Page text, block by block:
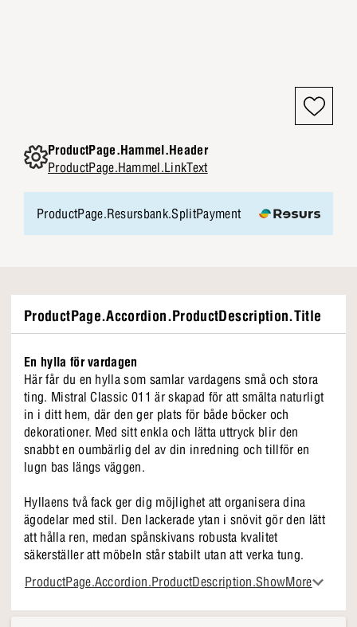
ProductPage.Hammel.Header
ProductPage.Hammel.LinkText
ProductPage.Resursbank.SplitPayment
ProductPage.Accordion.ProductDescription.Title
En hylla för vardagen
Här får du en hylla som samlar vardagens små och stora
ting. Mistral Classic 011 är skapad för att smälta naturligt
in i ditt hem, där den ger plats för både böcker och
dekorationer. Med sitt enkla och lätta uttryck blir den
snabbt en oumbärlig del av din inredning och tillför en
lugn bas längs väggen.
Hyllaens två fack ger dig möjlighet att organisera dina
ägodelar med stil. Den lackerade ytan i snövit gör den lätt
att hålla ren, medan spånskivans robusta kvalitet
säkerställer att möbeln står stabilt utan att verka tung.
Oavsett om den står i vardagsrummet, kontoret eller hallen,
skapar den en harmonisk balans mellan funktion och
estetik.
ProductPage.Accordion.ProductDescription.ShowMore